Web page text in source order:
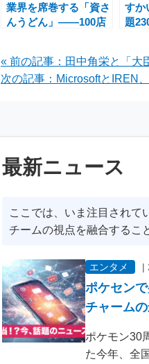
業界を席巻する「資さ
んうどん」――100店
ド
すか
題
をチ
« 前の記事：田中角栄と「
次の記事：MicrosoftとIREN
最新ニュース
ここでは、いま注目されて
チームの視点を融合するこ
エンタメ |
ポケセン
チャーム
ポケモン30
た今年、全